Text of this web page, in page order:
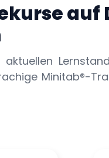
auf
Lernstand.
Minitab®-